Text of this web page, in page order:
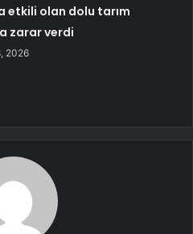
etkili olan dolu tarım
zarar verdi
2026